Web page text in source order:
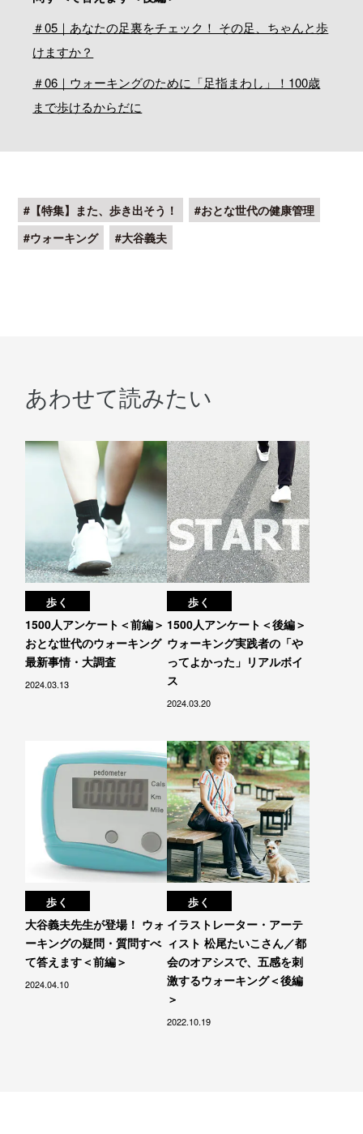
＃05｜あなたの足裏をチェック！ その足、ちゃんと歩
けますか？
＃06｜ウォーキングのために「足指まわし」！100歳
まで歩けるからだに
#【特集】また、歩き出そう！
#おとな世代の健康管理
#ウォーキング
#大谷義夫
あわせて読みたい
歩く
1500人アンケート＜前編＞
おとな世代のウォーキング
最新事情・大調査
2024.03.13
歩く
1500人アンケート＜後編＞
ウォーキング実践者の「や
ってよかった」リアルボイ
ス
2024.03.20
歩く
大谷義夫先生が登場！ ウォ
ーキングの疑問・質問すべ
て答えます＜前編＞
2024.04.10
歩く
イラストレーター・アーテ
ィスト 松尾たいこさん／都
会のオアシスで、五感を刺
激するウォーキング＜後編
＞
2022.10.19